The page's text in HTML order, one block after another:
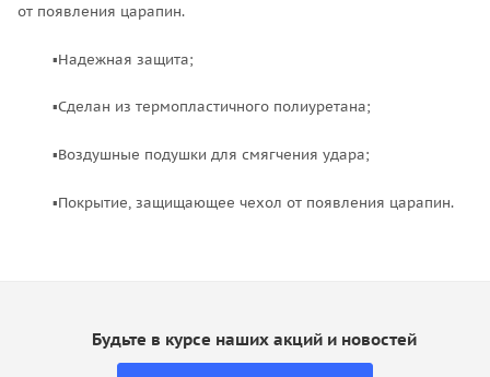
от появления царапин.
▪Надежная защита;
▪Сделан из термопластичного полиуретана;
▪Воздушные подушки для смягчения удара;
▪Покрытие, защищающее чехол от появления царапин.
Будьте в курсе наших акций и новостей